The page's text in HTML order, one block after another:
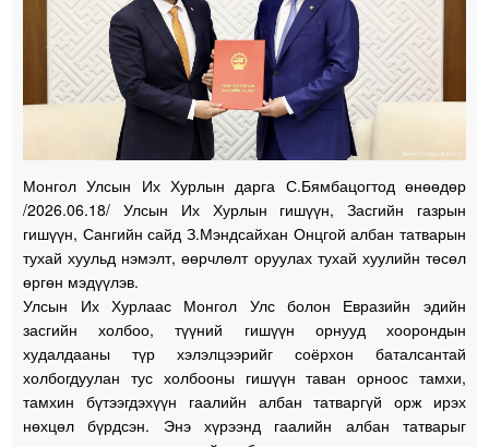
Монгол Улсын Их Хурлын дарга С.Бямбацогтод өнөөдөр
/2026.06.18/ Улсын Их Хурлын гишүүн, Засгийн газрын
гишүүн, Сангийн сайд З.Мэндсайхан Онцгой албан татварын
тухай хуульд нэмэлт, өөрчлөлт оруулах тухай хуулийн төсөл
өргөн мэдүүлэв.
Улсын Их Хурлаас Монгол Улс болон Евразийн эдийн
засгийн холбоо, түүний гишүүн орнууд хоорондын
худалдааны түр хэлэлцээрийг соёрхон баталсантай
холбогдуулан тус холбооны гишүүн таван орноос тамхи,
тамхин бүтээгдэхүүн гаалийн албан татваргүй орж ирэх
нөхцөл бүрдсэн. Энэ хүрээнд гаалийн албан татварыг